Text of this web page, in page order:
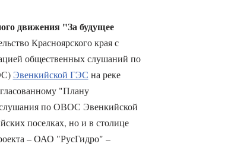
движения "За будущее
Красноярского края с
общественных слушаний по
Эвенкийской ГЭС на реке
"Плану
по ОВОС Эвенкийской
поселках, но и в столице
– ОАО "РусГидро" –